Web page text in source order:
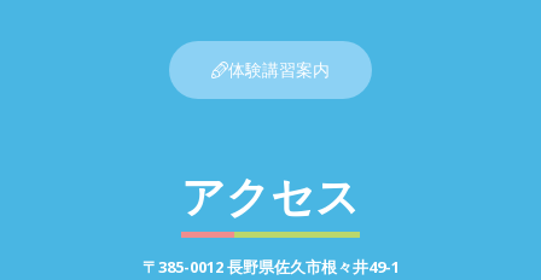
体験講習案内
アクセス
〒385-0012 長野県佐久市根々井49-1